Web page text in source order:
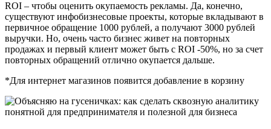
ROI – чтобы оценить окупаемость рекламы. Да, конечно,
существуют инфобизнесовые проекты, которые вкладывают в
первичное обращение 1000 рублей, а получают 3000 рублей
выручки. Но, очень часто бизнес живет на повторных
продажах и первый клиент может быть с ROI -50%, но за счет
повторных обращений отлично окупается дальше.
*Для интернет магазинов появится добавление в корзину